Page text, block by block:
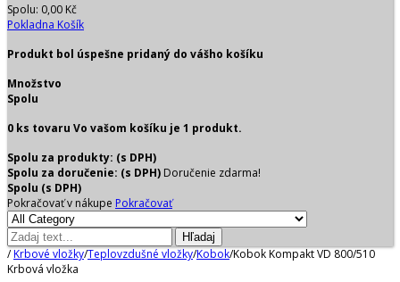
Spolu: 0,00 Kč
Pokladna Košík
Produkt bol úspešne pridaný do vášho košíku
Množstvo
Spolu
0 ks tovaru Vo vašom košíku je 1 produkt.
Spolu za produkty: (s DPH)
Spolu za doručenie: (s DPH) Doručenie zdarma!
Spolu (s DPH)
Pokračovať v nákupe Pokračovať
Hľadaj
/ Krbové vložky/Teplovzdušné vložky/Kobok/Kobok Kompakt VD 800/510
Krbová vložka